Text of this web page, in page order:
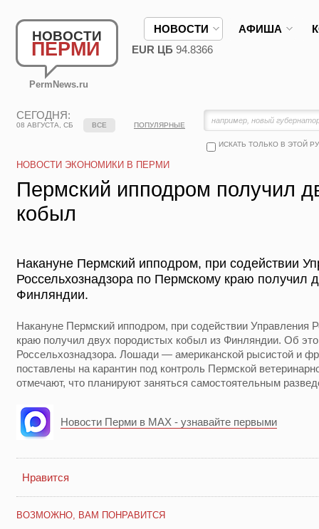
НОВОСТИ
ПЕРМИ
PermNews.ru
НОВОСТИ АФИША
EUR ЦБ 94.8366
СЕГОДНЯ:
08 АВГУСТА, СБ
ИСКАТЬ ТОЛЬКО В ЭТОЙ
ВСЕ ПОПУЛЯРНЫЕ
НОВОСТИ ЭКОНОМИКИ В ПЕРМИ
Пермский ипподром получил
кобыл
Накануне Пермский ипподром, при содействии
Россельхознадзора по Пермскому краю получил
Финляндии.
Накануне Пермский ипподром, при содействии Управления
краю получил двух породистых кобыл из Финляндии. Об
Россельхознадзора. Лошади — американской рысистой и
поставлены на карантин под контроль Пермской
отмечают, что планируют заняться самостоятельным
Новости Перми в MAX - узнавайте первыми
Нравится
ВОЗМОЖНО, ВАМ ПОНРАВИТСЯ